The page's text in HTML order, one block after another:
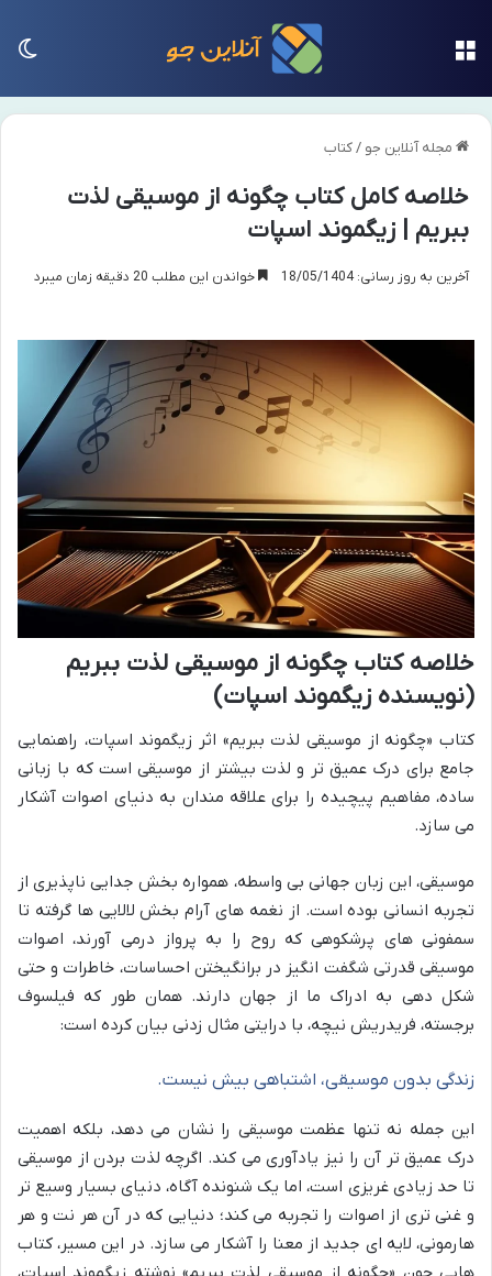
مجله آنلاین جو /کتاب
خلاصه کامل کتاب چگونه از موسیقی لذت
ببریم | زیگموند اسپات
آخرین به روز رسانی: 18/05/1404 خواندن این مطلب 20 دقیقه زمان میبرد
خلاصه کتاب چگونه از موسیقی لذت ببریم
(نویسنده زیگموند اسپات)
کتاب «چگونه از موسیقی لذت ببریم» اثر زیگموند اسپات، راهنمایی
جامع برای درک عمیق تر و لذت بیشتر از موسیقی است که با زبانی
ساده، مفاهیم پیچیده را برای علاقه مندان به دنیای اصوات آشکار
می سازد.
موسیقی، این زبان جهانی بی واسطه، همواره بخش جدایی ناپذیری از
تجربه انسانی بوده است. از نغمه های آرام بخش لالایی ها گرفته تا
سمفونی های پرشکوهی که روح را به پرواز درمی آورند، اصوات
موسیقی قدرتی شگفت انگیز در برانگیختن احساسات، خاطرات و حتی
شکل دهی به ادراک ما از جهان دارند. همان طور که فیلسوف
برجسته، فریدریش نیچه، با درایتی مثال زدنی بیان کرده است:
زندگی بدون موسیقی، اشتباهی بیش نیست.
این جمله نه تنها عظمت موسیقی را نشان می دهد، بلکه اهمیت
درک عمیق تر آن را نیز یادآوری می کند. اگرچه لذت بردن از موسیقی
تا حد زیادی غریزی است، اما یک شنونده آگاه، دنیای بسیار وسیع تر
و غنی تری از اصوات را تجربه می کند؛ دنیایی که در آن هر نت و هر
هارمونی، لایه ای جدید از معنا را آشکار می سازد. در این مسیر، کتاب